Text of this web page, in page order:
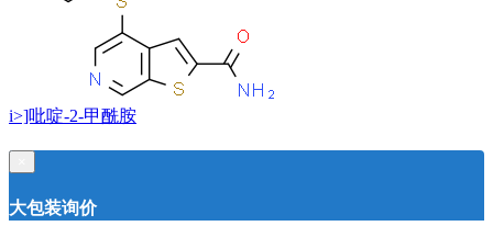
i>]吡啶-2-甲酰胺
大包装询价